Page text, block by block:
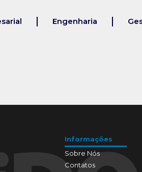
Engenharia
Informações
Sobre Nós
Contatos